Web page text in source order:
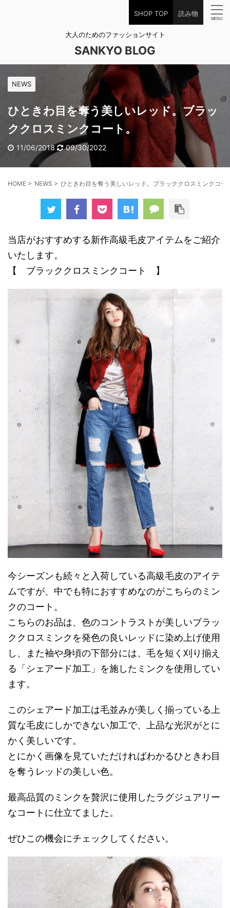
SHOP TOP 読み物
大人のためのファッションサイト
SANKYO BLOG
NEWS
ひときわ目を奪う美しいレッド。ブラッ
ククロスミンクコート。
11/06/2018 09/30/2022
HOME > NEWS > ひときわ目を奪う美しいレッド。ブラッククロスミンクコー
当店がおすすめする新作高級毛皮アイテムをご紹介
いたします。
【 ブラッククロスミンクコート 】
今シーズンも続々と入荷している高級毛皮のアイテ
ムですが、中でも特におすすめなのがこちらのミン
クのコート。
こちらのお品は、色のコントラストが美しいブラッ
ククロスミンクを発色の良いレッドに染め上げ使用
し、また袖や身頃の下部分には、毛を短く刈り揃え
る「シェアード加工」を施したミンクを使用してい
ます。
このシェアード加工は毛並みが美しく揃っている上
質な毛皮にしかできない加工で、上品な光沢がとに
かく美しいです。
とにかく画像を見ていただければわかるひときわ目
を奪うレッドの美しい色。
最高品質のミンクを贅沢に使用したラグジュアリー
なコートに仕立てました。
ぜひこの機会にチェックしてください。